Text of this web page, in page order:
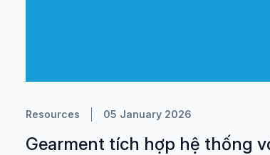
Resources 05 January 2026
Gearment tích hợp hệ thống